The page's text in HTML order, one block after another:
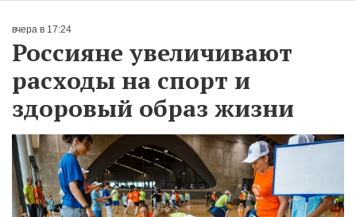
вчера в 17:24
Россияне увеличивают
расходы на спорт и
здоровый образ жизни